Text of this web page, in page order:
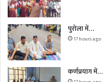
पुरोला में…
17 hours ago
कर्णप्रयाग में…